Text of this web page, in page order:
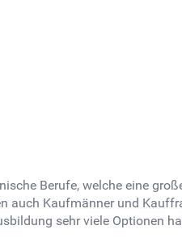
Berufe, welche eine
auch Kaufmänner und
sehr viele Optionen